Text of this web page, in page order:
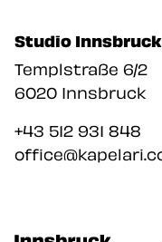
Studio Innsbruck
Templstraße 6/2
6020 Innsbruck
+43 512 931 848